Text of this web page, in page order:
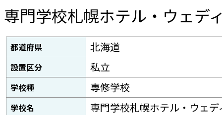
専門学校札幌ホテル・ウェデ
都道府県 北海道
設置区分 私立
学校種 専修学校
学校名 専門学校札幌ホテル・ウェ